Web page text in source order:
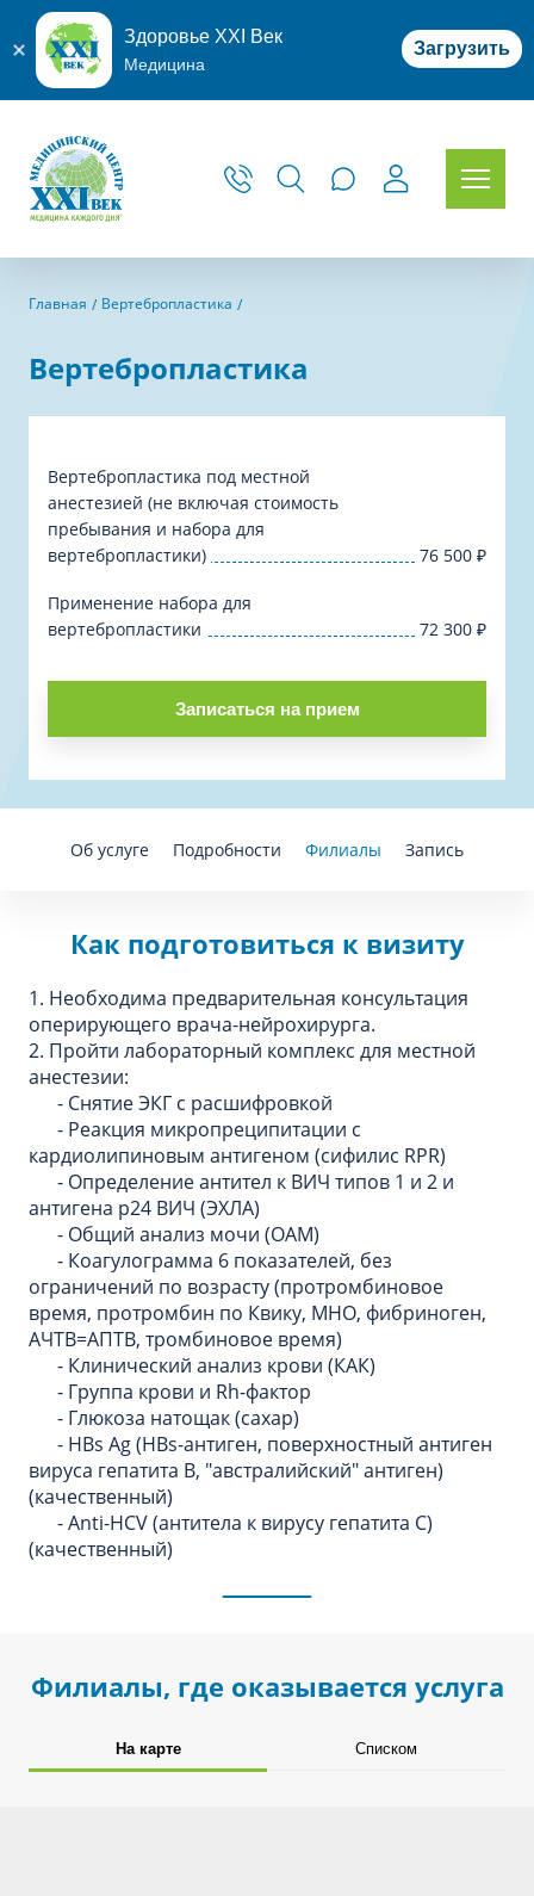
Здоровье XXI Век
Медицина
Загрузить
Главная Вертебропластика
Вертебропластика
Вертебропластика под местной
анестезией (не включая стоимость
пребывания и набора для
вертебропластики)
76 500 ₽
Применение набора для
вертебропластики
72 300 ₽
Записаться на прием
Об услуге Подробности Филиалы Запись
Как подготовиться к визиту
1. Необходима предварительная консультация
оперирующего врача-нейрохирурга.
2. Пройти лабораторный комплекс для местной
анестезии:
- Снятие ЭКГ с расшифровкой
- Реакция микропреципитации с
кардиолипиновым антигеном (сифилис RPR)
- Определение антител к ВИЧ типов 1 и 2 и
антигена p24 ВИЧ (ЭХЛА)
- Общий анализ мочи (ОАМ)
- Коагулограмма 6 показателей, без
ограничений по возрасту (протромбиновое
время, протромбин по Квику, МНО, фибриноген,
АЧТВ=АПТВ, тромбиновое время)
- Клинический анализ крови (КАК)
- Группа крови и Rh-фактор
- Глюкоза натощак (сахар)
- HBs Ag (HBs-антиген, поверхностный антиген
вируса гепатита В, "австралийский" антиген)
(качественный)
- Anti-HCV (антитела к вирусу гепатита С)
(качественный)
Филиалы, где оказывается услуга
На карте Списком